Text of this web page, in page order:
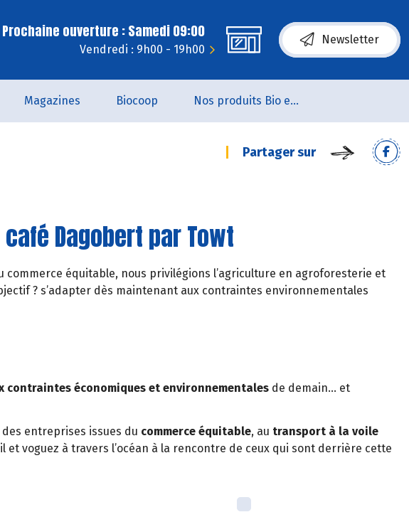
Prochaine ouverture : Samedi 09:00
Vendredi : 9h00 - 19h00
Newsletter
Magazines Biocoop Nos produits Bio et Locaux
Partager sur
Dagobert par Towt
commerce équitable, nous privilégions l’agriculture en agroforesterie et
? s’adapter dès maintenant aux contraintes environnementales
contraintes économiques et environnementales de demain… et
entreprises issues du commerce équitable, au transport à la voile
voguez à travers l’océan à la rencontre de ceux qui sont derrière cette